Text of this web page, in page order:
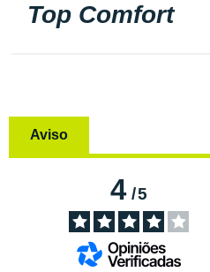
Top Comfort
Aviso
4/5